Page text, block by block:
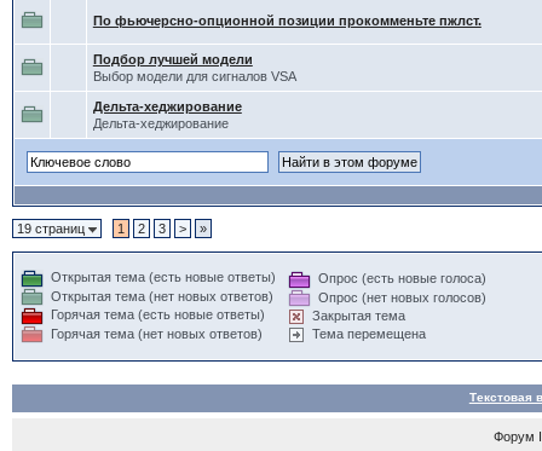
По фьючерсно-опционной позиции прокомменьте пжлст.
Подбор лучшей модели
Выбор модели для сигналов VSA
Дельта-хеджирование
Дельта-хеджирование
19 страниц 1 2 3 > »
Открытая тема (есть новые ответы)
Открытая тема (нет новых ответов)
Горячая тема (есть новые ответы)
Горячая тема (нет новых ответов)
Опрос (есть новые голоса)
Опрос (нет новых голосов)
Закрытая тема
Тема перемещена
Текстовая
Форум